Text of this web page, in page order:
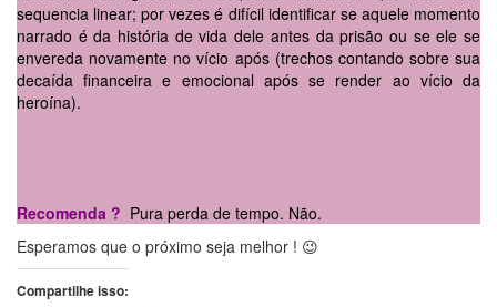
sequencia linear; por vezes é difícil identificar se aquele momento
narrado é da história de vida dele antes da prisão ou se ele se
envereda novamente no vício após (trechos contando sobre sua
decaída financeira e emocional após se render ao vício da
heroína).
Recomenda ? Pura perda de tempo. Não.
Esperamos que o próximo seja melhor ! 😉
Compartilhe isso: